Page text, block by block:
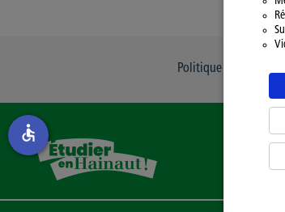
Politique d’utilisation
accessible